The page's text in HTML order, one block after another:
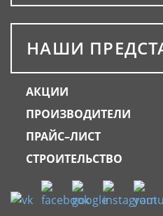
НАШИ
АКЦИИ
ПРОИЗВОДИТЕЛИ
ПРАЙС–ЛИСТ
СТРОИТЕЛЬСТВО